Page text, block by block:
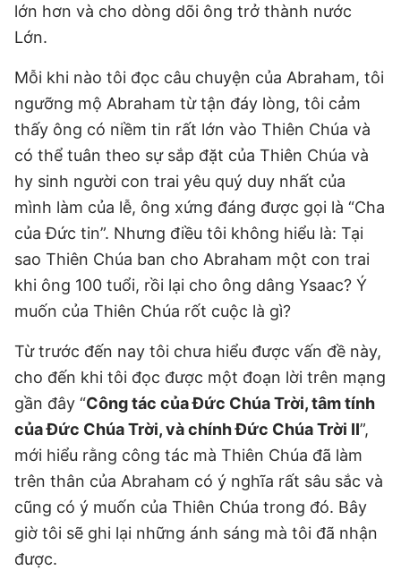
lớn hơn và cho dòng dõi ông trở thành nước
Lớn.
Mỗi khi nào tôi đọc câu chuyện của Abraham, tôi
ngưỡng mộ Abraham từ tận đáy lòng, tôi cảm
thấy ông có niềm tin rất lớn vào Thiên Chúa và
có thể tuân theo sự sắp đặt của Thiên Chúa và
hy sinh người con trai yêu quý duy nhất của
mình làm của lễ, ông xứng đáng được gọi là “Cha
của Đức tin”. Nhưng điều tôi không hiểu là: Tại
sao Thiên Chúa ban cho Abraham một con trai
khi ông 100 tuổi, rồi lại cho ông dâng Ysaac? Ý
muốn của Thiên Chúa rốt cuộc là gì?
Từ trước đến nay tôi chưa hiểu được vấn đề này,
cho đến khi tôi đọc được một đoạn lời trên mạng
gần đây “Công tác của Đức Chúa Trời, tâm tính
của Đức Chúa Trời, và chính Đức Chúa Trời II”,
mới hiểu rằng công tác mà Thiên Chúa đã làm
trên thân của Abraham có ý nghĩa rất sâu sắc và
cũng có ý muốn của Thiên Chúa trong đó. Bây
giờ tôi sẽ ghi lại những ánh sáng mà tôi đã nhận
được.